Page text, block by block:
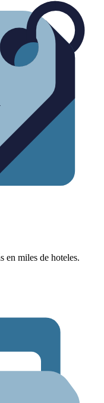
en miles de hoteles.